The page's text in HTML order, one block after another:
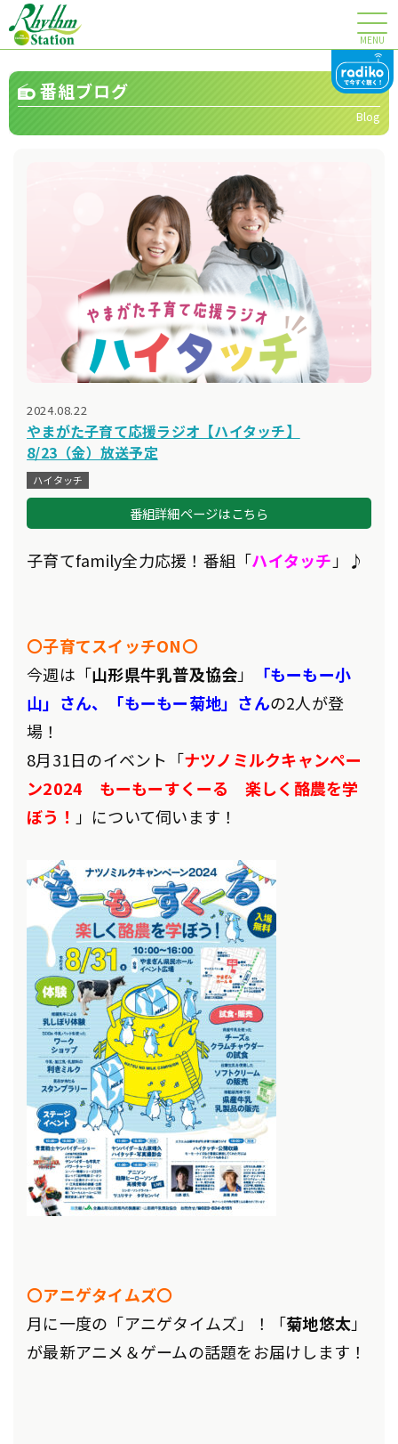
MENU
番組ブログ
Blog
2024.08.22
やまがた子育て応援ラジオ【ハイタッチ】
8/23（金）放送予定
ハイタッチ
番組詳細ページはこちら
子育てfamily全力応援！番組「ハイタッチ 」♪
〇子育てスイッチON〇
今週は「山形県牛乳普及協会」
「もーもー小
山」さん、「もーもー菊地」さんの2人が登
場 ！
8月31日のイベント「ナツノミルクキャンペー
ン2024 もーもーすくーる 楽しく酪農を学
ぼう！ 」について伺います！
〇アニゲタイムズ〇
月に一度の「アニゲタイムズ」！「菊地悠太」
が最新アニメ＆ゲームの話題をお届けします！